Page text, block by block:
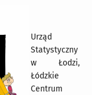
Urząd
Statystyczny
w Łodzi,
Łódzkie
Centrum